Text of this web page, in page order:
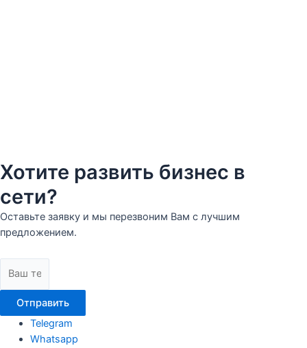
Хотите развить бизнес в
сети?
Оставьте заявку и мы перезвоним Вам с лучшим
предложением.
Отправить
Telegram
Whatsapp